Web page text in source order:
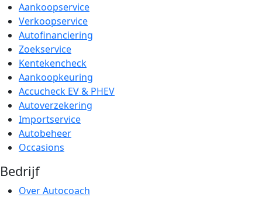
Aankoopservice
Verkoopservice
Autofinanciering
Zoekservice
Kentekencheck
Aankoopkeuring
Accucheck EV & PHEV
Autoverzekering
Importservice
Autobeheer
Occasions
Bedrijf
Over Autocoach